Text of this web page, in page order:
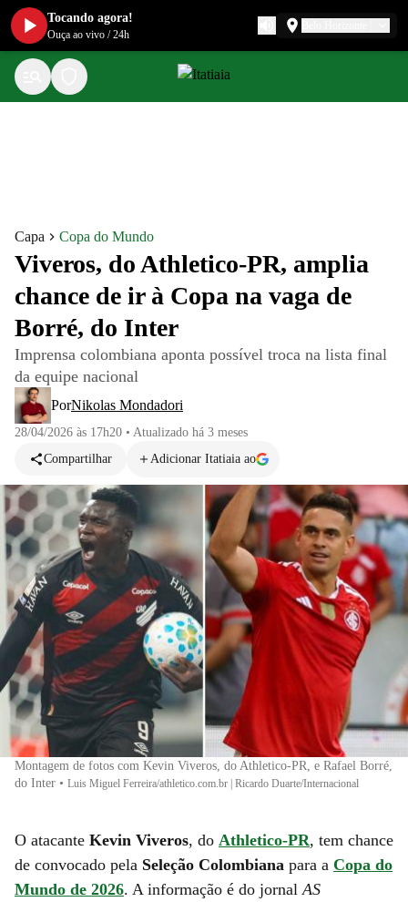
Capa Copa do Mundo
Viveros, do Athletico-PR, amplia
chance de ir à Copa na vaga de
Borré, do Inter
Imprensa colombiana aponta possível troca na lista final
da equipe nacional
PorNikolas Mondadori
28/04/2026 às 17h20 • Atualizado há 3 meses
Compartilhar
Adicionar Itatiaia ao
Montagem de fotos com Kevin Viveros, do Athletico-PR, e Rafael Borré,
do Inter • Luis Miguel Ferreira/athletico.com.br | Ricardo Duarte/Internacional
O atacante Kevin Viveros, do Athletico-PR, tem chance
de convocado pela Seleção Colombiana para a Copa do
Mundo de 2026. A informação é do jornal AS
Tocando agora!
Ouça ao vivo /24h